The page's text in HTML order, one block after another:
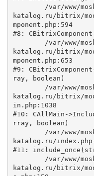
katalog.ru/bitrix/
mponent.php:594
#8:
katalog.ru/bitrix/
mponent.php:653
#9:
ray, boolean)
katalog.ru/bitrix/
in.php:1038
#10: CAllMain-
rray, boolean)
katalog.ru/
#11:
katalog.ru/bitrix/